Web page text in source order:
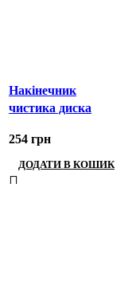
Накінечник
чистика диска
254 грн
ДОДАТИ В КОШИК